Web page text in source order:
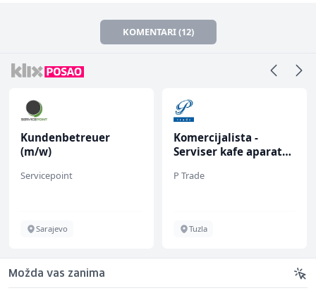
KOMENTARI (12)
Kundenbetreuer
(m/w)
Servicepoint
Sarajevo
Komercijalista -
Serviser kafe aparata
P Trade
Tuzla
Možda vas zanima